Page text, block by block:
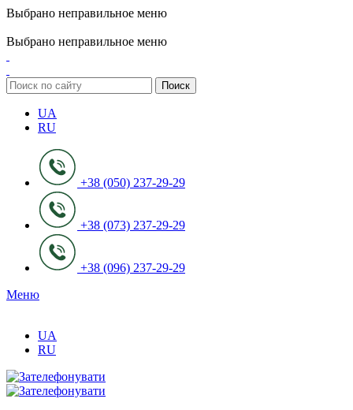
Выбрано неправильное меню
Выбрано неправильное меню
Поиск
UA
RU
+38 (050) 237-29-29
+38 (073) 237-29-29
+38 (096) 237-29-29
Меню
UA
RU